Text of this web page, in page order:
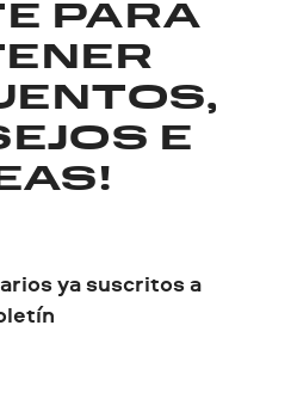
PARA
E
ya suscritos a